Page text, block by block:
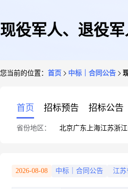
现役军人、退役
您当前的位置： 首页 中标｜合同公告
首页 招标预告 招标公告
省份地区： 北京广东 上海江苏浙江
2026-08-08 中标｜合同公告 江苏